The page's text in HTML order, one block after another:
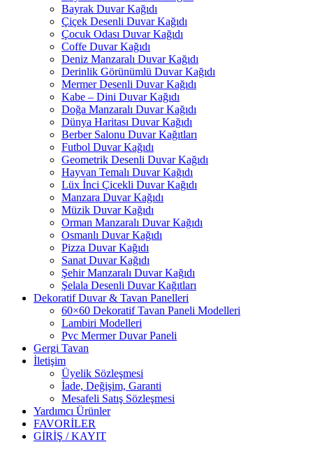
Bayrak Duvar Kağıdı
Çiçek Desenli Duvar Kağıdı
Çocuk Odası Duvar Kağıdı
Coffe Duvar Kağıdı
Deniz Manzaralı Duvar Kağıdı
Derinlik Görünümlü Duvar Kağıdı
Mermer Desenli Duvar Kağıdı
Kabe – Dini Duvar Kağıdı
Doğa Manzaralı Duvar Kağıdı
Dünya Haritası Duvar Kağıdı
Berber Salonu Duvar Kağıtları
Futbol Duvar Kağıdı
Geometrik Desenli Duvar Kağıdı
Hayvan Temalı Duvar Kağıdı
Lüx İnci Çicekli Duvar Kağıdı
Manzara Duvar Kağıdı
Müzik Duvar Kağıdı
Orman Manzaralı Duvar Kağıdı
Osmanlı Duvar Kağıdı
Pizza Duvar Kağıdı
Sanat Duvar Kağıdı
Şehir Manzaralı Duvar Kağıdı
Şelala Desenli Duvar Kağıtları
Dekoratif Duvar & Tavan Panelleri
60×60 Dekoratif Tavan Paneli Modelleri
Lambiri Modelleri
Pvc Mermer Duvar Paneli
Gergi Tavan
İletişim
Üyelik Sözleşmesi
İade, Değişim, Garanti
Mesafeli Satış Sözleşmesi
Yardımcı Ürünler
FAVORİLER
GİRİŞ / KAYIT